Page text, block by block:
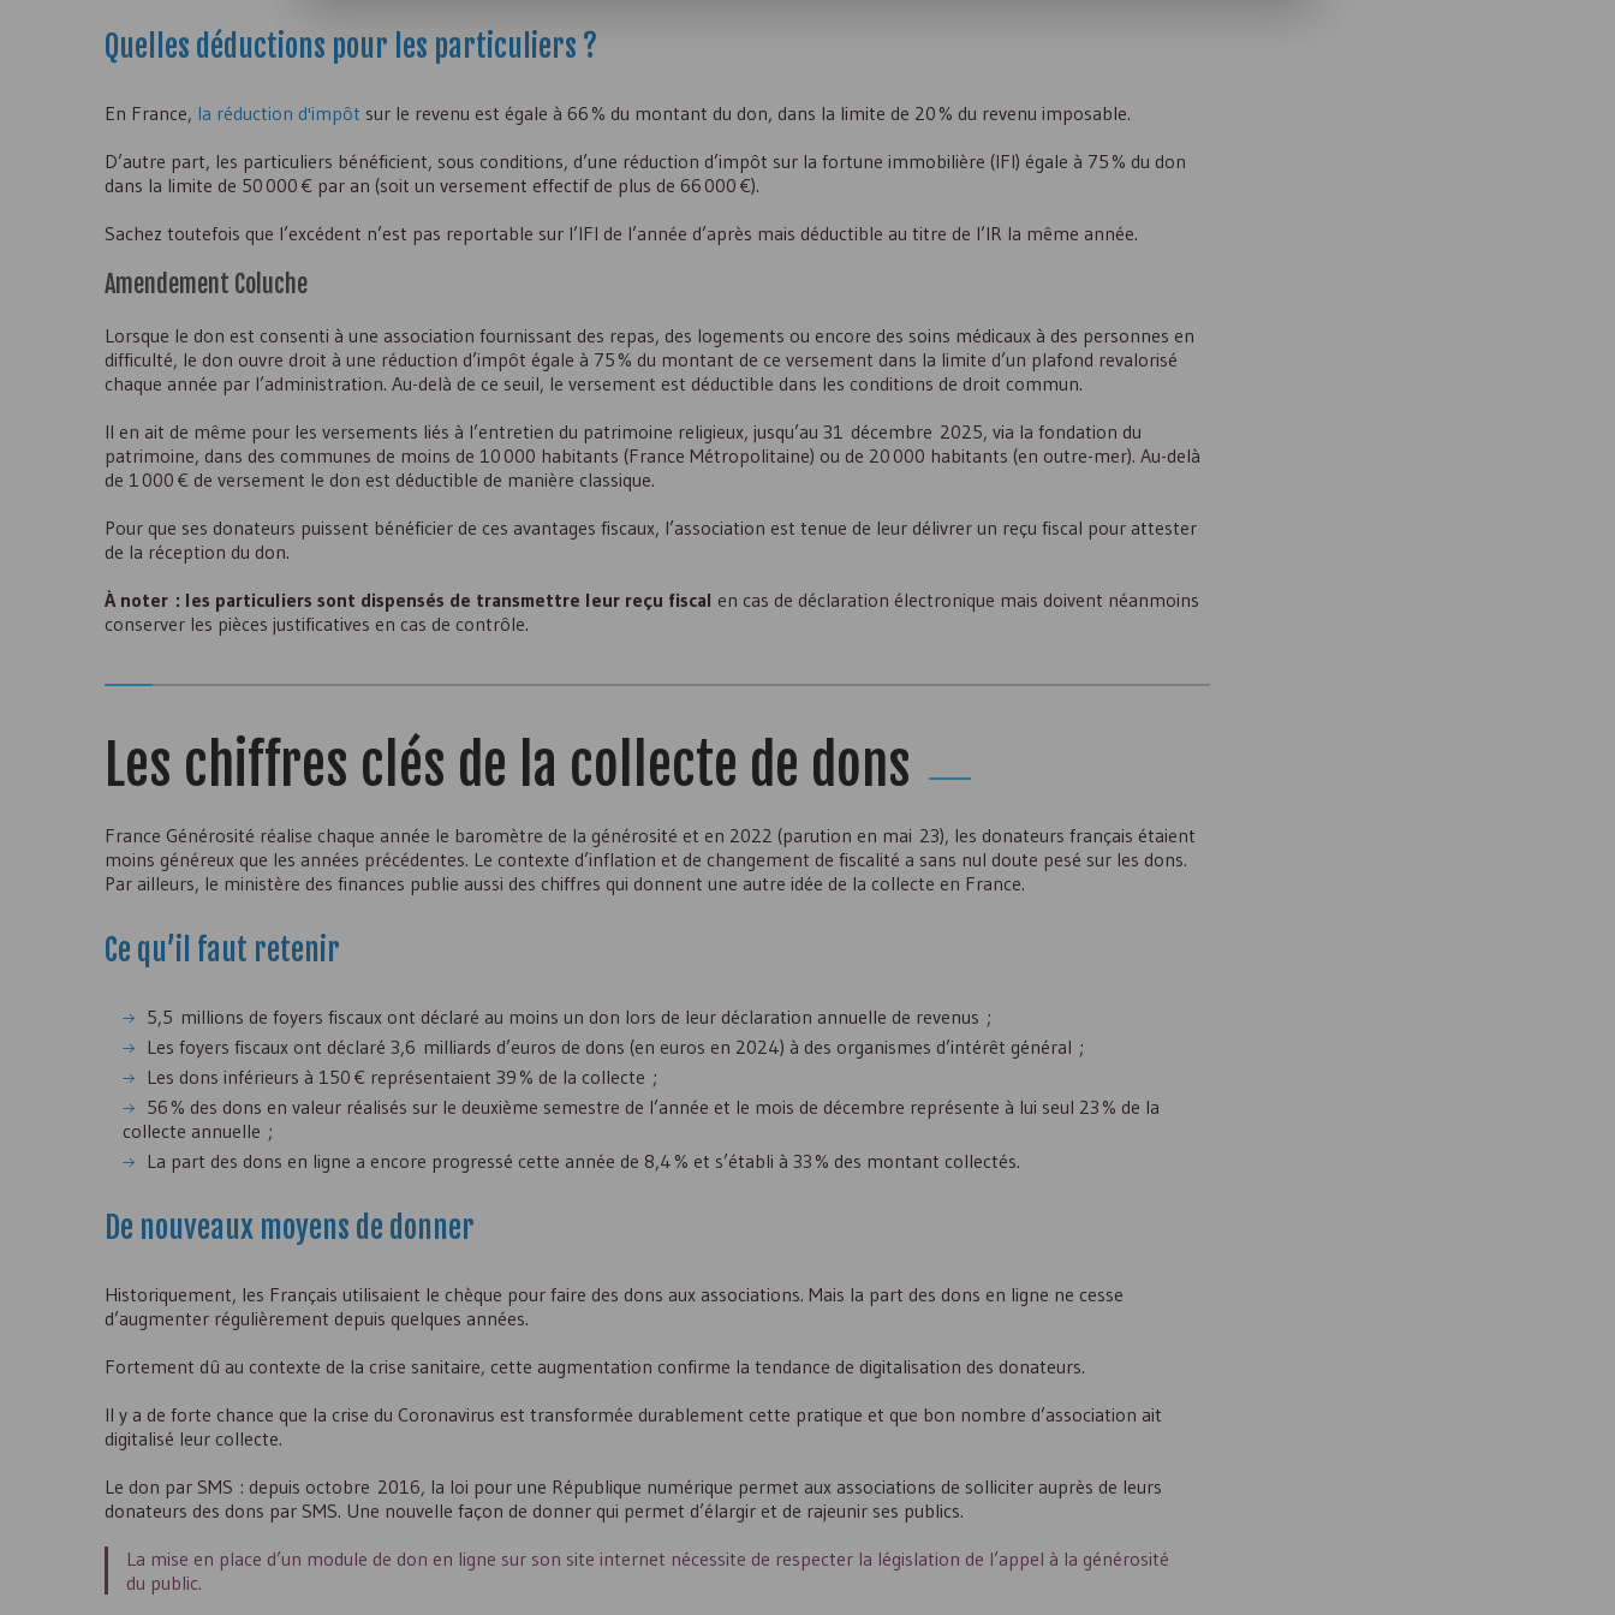
Quelles déductions pour les particuliers ?
En France, la réduction d'impôt sur le revenu est égale à 66 % du montant du don, dans la limite de 20 % du revenu imposable.
D’autre part, les particuliers bénéficient, sous conditions, d’une réduction d’impôt sur la fortune immobilière (IFI) égale à 75 % du don
dans la limite de 50 000 € par an (soit un versement effectif de plus de 66 000 €).
Sachez toutefois que l’excédent n’est pas reportable sur l’IFI de l’année d’après mais déductible au titre de l’IR la même année.
Amendement Coluche
Lorsque le don est consenti à une association fournissant des repas, des logements ou encore des soins médicaux à des personnes en
difficulté, le don ouvre droit à une réduction d’impôt égale à 75 % du montant de ce versement dans la limite d’un plafond revalorisé
chaque année par l’administration. Au-delà de ce seuil, le versement est déductible dans les conditions de droit commun.
Il en ait de même pour les versements liés à l’entretien du patrimoine religieux, jusqu’au 31 décembre 2025, via la fondation du
patrimoine, dans des communes de moins de 10 000 habitants (France Métropolitaine) ou de 20 000 habitants (en outre-mer). Au-delà
de 1 000 € de versement le don est déductible de manière classique.
Pour que ses donateurs puissent bénéficier de ces avantages fiscaux, l’association est tenue de leur délivrer un reçu fiscal pour attester
de la réception du don.
À noter : les particuliers sont dispensés de transmettre leur reçu fiscal en cas de déclaration électronique mais doivent néanmoins
conserver les pièces justificatives en cas de contrôle.
Les chiffres clés de la collecte de dons
France Générosité réalise chaque année le baromètre de la générosité et en 2022 (parution en mai 23), les donateurs français étaient
moins généreux que les années précédentes. Le contexte d’inflation et de changement de fiscalité a sans nul doute pesé sur les dons.
Par ailleurs, le ministère des finances publie aussi des chiffres qui donnent une autre idée de la collecte en France.
Ce qu’il faut retenir
5,5 millions de foyers fiscaux ont déclaré au moins un don lors de leur déclaration annuelle de revenus ;
Les foyers fiscaux ont déclaré 3,6 milliards d’euros de dons (en euros en 2024) à des organismes d’intérêt général ;
Les dons inférieurs à 150 € représentaient 39 % de la collecte ;
56 % des dons en valeur réalisés sur le deuxième semestre de l’année et le mois de décembre représente à lui seul 23 % de la
collecte annuelle ;
La part des dons en ligne a encore progressé cette année de 8,4 % et s’établi à 33 % des montant collectés.
De nouveaux moyens de donner
Historiquement, les Français utilisaient le chèque pour faire des dons aux associations. Mais la part des dons en ligne ne cesse
d’augmenter régulièrement depuis quelques années.
Fortement dû au contexte de la crise sanitaire, cette augmentation confirme la tendance de digitalisation des donateurs.
Il y a de forte chance que la crise du Coronavirus est transformée durablement cette pratique et que bon nombre d’association ait
digitalisé leur collecte.
Le don par SMS : depuis octobre 2016, la loi pour une République numérique permet aux associations de solliciter auprès de leurs
donateurs des dons par SMS. Une nouvelle façon de donner qui permet d’élargir et de rajeunir ses publics.
La mise en place d’un module de don en ligne sur son site internet nécessite de respecter la législation de l’appel à la générosité
du public.